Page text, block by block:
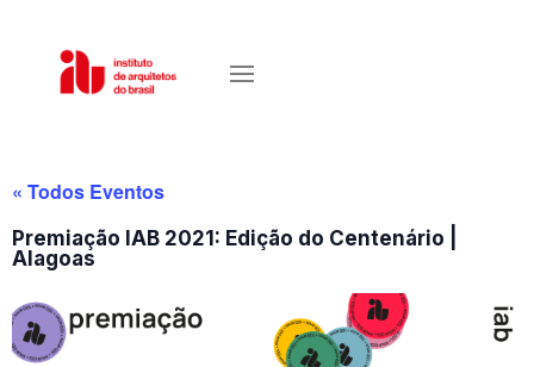
« Todos Eventos
Premiação IAB 2021: Edição do Centenário |
Alagoas